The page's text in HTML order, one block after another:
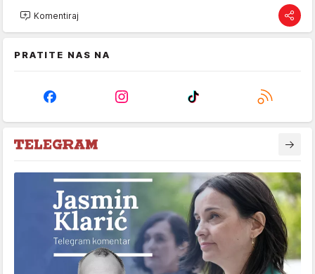
Komentiraj
PRATITE NAS NA